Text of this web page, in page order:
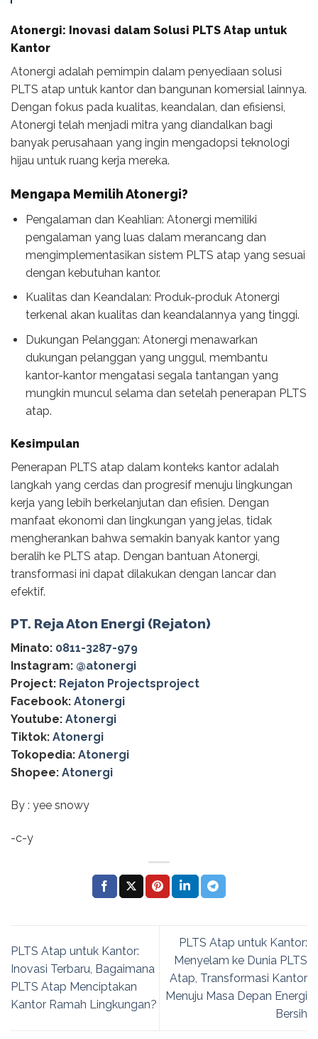
Atonergi: Inovasi dalam Solusi PLTS Atap untuk
Kantor
Atonergi adalah pemimpin dalam penyediaan solusi
PLTS atap untuk kantor dan bangunan komersial lainnya.
Dengan fokus pada kualitas, keandalan, dan efisiensi,
Atonergi telah menjadi mitra yang diandalkan bagi
banyak perusahaan yang ingin mengadopsi teknologi
hijau untuk ruang kerja mereka.
Mengapa Memilih Atonergi?
Pengalaman dan Keahlian: Atonergi memiliki
pengalaman yang luas dalam merancang dan
mengimplementasikan sistem PLTS atap yang sesuai
dengan kebutuhan kantor.
Kualitas dan Keandalan: Produk-produk Atonergi
terkenal akan kualitas dan keandalannya yang tinggi.
Dukungan Pelanggan: Atonergi menawarkan
dukungan pelanggan yang unggul, membantu
kantor-kantor mengatasi segala tantangan yang
mungkin muncul selama dan setelah penerapan PLTS
atap.
Kesimpulan
Penerapan PLTS atap dalam konteks kantor adalah
langkah yang cerdas dan progresif menuju lingkungan
kerja yang lebih berkelanjutan dan efisien. Dengan
manfaat ekonomi dan lingkungan yang jelas, tidak
mengherankan bahwa semakin banyak kantor yang
beralih ke PLTS atap. Dengan bantuan Atonergi,
transformasi ini dapat dilakukan dengan lancar dan
efektif.
PT. Reja Aton Energi (Rejaton)
Minato: 0811-3287-979
Instagram: @‌atonergi
Project: Rejaton Projectsproject
Facebook: Atonergi
Youtube: Atonergi
Tiktok: Atonergi
Tokopedia: Atonergi
Shopee: Atonergi
By : yee snowy
-c-y
PLTS Atap untuk Kantor:
Inovasi Terbaru, Bagaimana
PLTS Atap Menciptakan
Kantor Ramah Lingkungan?
PLTS Atap untuk Kantor:
Menyelam ke Dunia PLTS
Atap, Transformasi Kantor
Menuju Masa Depan Energi
Bersih